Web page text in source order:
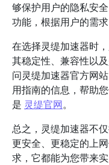
够保护用户的隐私安
功能，根据用户的需
在选择灵缇加速器时
其稳定性、兼容性以
问灵缇加速器官方网
用指南的信息，帮助
是 灵缇官网。
总之，灵缇加速器不
更安全、更稳定的上
求，它都能为您带来